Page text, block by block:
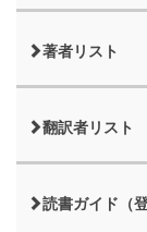
著者リスト
翻訳者リスト
読書ガイド（